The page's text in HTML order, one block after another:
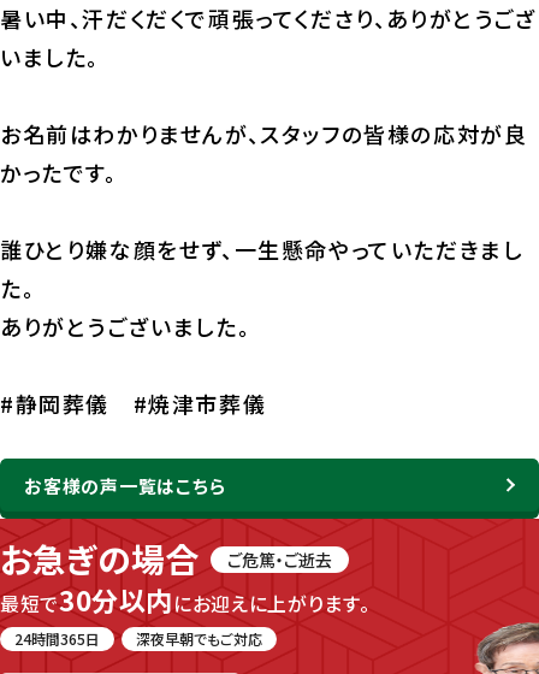
暑い中、汗だくだくで頑張ってくださり、ありがとうござ
いました。
お名前はわかりませんが、スタッフの皆様の応対が良
かったです。
誰ひとり嫌な顔をせず、一生懸命やっていただきまし
た。
ありがとうございました。
#静岡葬儀 #焼津市葬儀
お客様の声一覧はこちら
お急ぎの場合 ご危篤・ご逝去
最短で30分以内にお迎えに上がります。
24時間365日 深夜早朝でもご対応